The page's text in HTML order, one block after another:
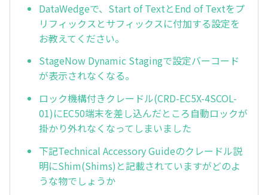
DataWedgeで、Start of TextとEnd of Textをプ
リフィックスとサフィックスに付加する設定を
お教えてください。
StageNow Dynamic Stagingで設定バーコード
が表示されなくなる。
ロック機構付きクレードル(CRD-EC5X-4SCOL-
01)にEC50端末を差し込んだところ自動ロックが
掛かり外れなくなってしまいました
下記Technical Accessory Guideのクレードル説
明にShim(Shims)と記載されていますがどのよ
うな物でしょうか